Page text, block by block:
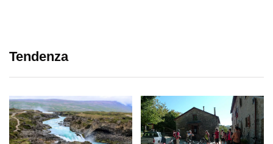
Tendenza